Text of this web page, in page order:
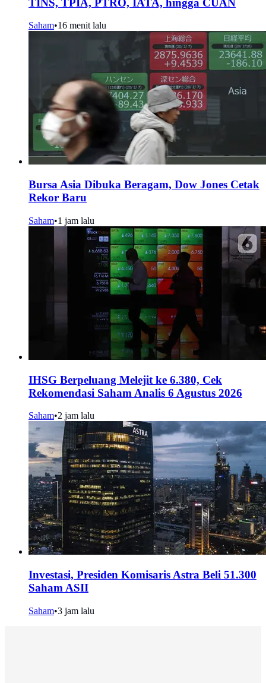
Saham•16 menit lalu
Bursa Asia Dibuka Beragam, Dow Jones Cetak
Rekor Baru
Saham•1 jam lalu
IHSG Berpeluang Melejit ke 6.380, Cek
Rekomendasi Saham Analis 6 Agustus 2026
Saham•2 jam lalu
Investasi, Presiden Komisaris Astra Beli 51.300
Saham ASII
Saham•3 jam lalu